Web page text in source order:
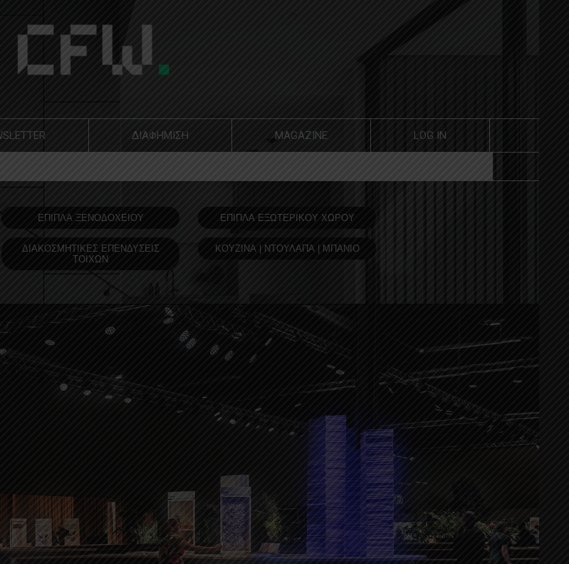
ΔΙΑΦΗΜΙΣΗ MAGAZINE LOG IN
ΕΠΙΠΛΑ ΞΕΝΟΔOΧΕΙΟΥ ΕΠΙΠΛΑ ΕΞΩΤΕΡΙΚΟΥ ΧΩΡΟΥ
ΔΙΑΚΟΣΜΗΤΙΚΕΣ ΕΠΕΝΔΥΣΕΙΣ
ΤΟΙΧΩΝ
ΚΟΥΖΙΝΑ | ΝΤΟΥΛΑΠΑ | ΜΠΑΝΙΟ